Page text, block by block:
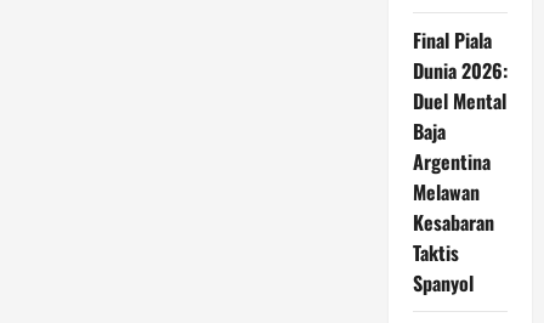
Final Piala
Dunia 2026:
Duel Mental
Baja
Argentina
Melawan
Kesabaran
Taktis
Spanyol